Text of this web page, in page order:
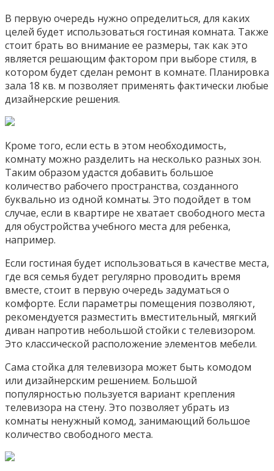
В первую очередь нужно определиться, для каких
целей будет использоваться гостиная комната. Также
стоит брать во внимание ее размеры, так как это
является решающим фактором при выборе стиля, в
котором будет сделан ремонт в комнате. Планировка
зала 18 кв. м позволяет применять фактически любые
дизайнерские решения.
Кроме того, если есть в этом необходимость,
комнату можно разделить на несколько разных зон.
Таким образом удастся добавить большое
количество рабочего пространства, созданного
буквально из одной комнаты. Это подойдет в том
случае, если в квартире не хватает свободного места
для обустройства учебного места для ребенка,
например.
Если гостиная будет использоваться в качестве места,
где вся семья будет регулярно проводить время
вместе, стоит в первую очередь задуматься о
комфорте. Если параметры помещения позволяют,
рекомендуется разместить вместительный, мягкий
диван напротив небольшой стойки с телевизором.
Это классической расположение элементов мебели.
Сама стойка для телевизора может быть комодом
или дизайнерским решением. Большой
популярностью пользуется вариант крепления
телевизора на стену. Это позволяет убрать из
комнаты ненужный комод, занимающий большое
количество свободного места.